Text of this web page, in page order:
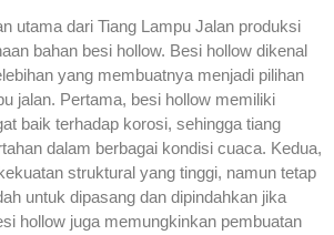
utama dari Tiang Lampu Jalan produksi
bahan besi hollow. Besi hollow dikenal
yang membuatnya menjadi pilihan
jalan. Pertama, besi hollow memiliki
baik terhadap korosi, sehingga tiang
dalam berbagai kondisi cuaca. Kedua,
struktural yang tinggi, namun tetap
untuk dipasang dan dipindahkan jika
hollow juga memungkinkan pembuatan